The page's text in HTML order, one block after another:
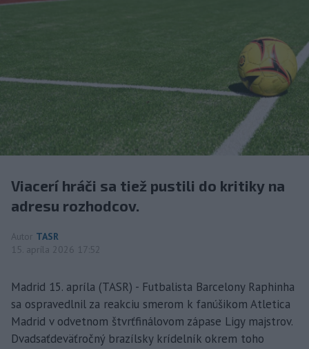
Viacerí hráči sa tiež pustili do kritiky na
adresu rozhodcov.
Autor TASR
15. apríla 2026 17:52
Madrid 15. apríla (TASR) - Futbalista Barcelony Raphinha
sa ospravedlnil za reakciu smerom k fanúšikom Atletica
Madrid v odvetnom štvrťfinálovom zápase Ligy majstrov.
Dvadsaťdeväťročný brazílsky krídelník okrem toho